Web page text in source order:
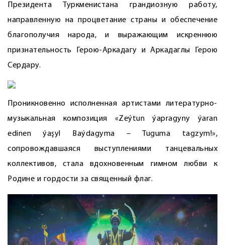
Президента Туркменистана грандиозную работу,
направленную на процветание страны и обеспечение
благополучия народа, и выражающим искреннюю
признательность Герою-Аркадагу и Аркадаглы Герою
Сердару.
Проникновенно исполненная артистами литературно-
музыкальная композиция «Zeýtun ýapragyny ýaran
edinen ýaşyl Baýdagyma – Tuguma tagzym!»,
сопровождавшаяся выступ­лениями танцевальных
коллективов, стала вдохновенным гимном любви к
Родине и гордости за священный флаг.